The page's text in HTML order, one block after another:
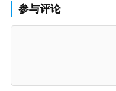
参与评论